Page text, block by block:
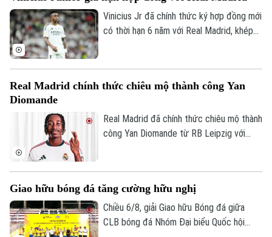
Chuyên mục
Chính trị
Hà Nội
Nhịp sống Hà Nội
Vinicius Jr đã chính thức ký hợp đồng mới
có thời hạn 6 năm với Real Madrid, khép
Real Madrid chính thức chiêu mộ thành công Yan
Diomande
Real Madrid đã chính thức chiêu mộ thành
công Yan Diomande từ RB Leipzig với
triệu euro phụ phí tùy theo thành tích.
Giao hữu bóng đá tăng cường hữu nghị
Chiều 6/8, giải Giao hữu Bóng đá giữa
CLB bóng đá Nhóm Đại biểu Quốc hội